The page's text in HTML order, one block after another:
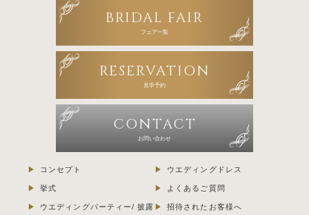
BRIDAL FAIR
フェア一覧
RESERVATION
見学予約
CONTACT
お問い合わせ
コンセプト
挙式
ウエディングパーティー/ 披露
ウエディングドレス
よくあるご質問
招待されたお客様へ